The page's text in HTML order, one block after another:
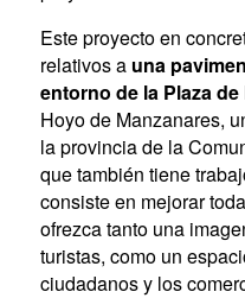
Este proyecto en
relativos a una
entorno de la Plaza de
Hoyo de Manzanares,
la provincia de la
que también tiene
consiste en mejorar
ofrezca tanto una
turistas, como un
ciudadanos y los